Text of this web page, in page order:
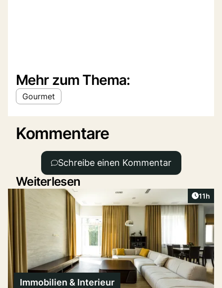
Mehr zum Thema:
Gourmet
Kommentare
Schreibe einen Kommentar
Weiterlesen
11h
Immobilien & Interieur